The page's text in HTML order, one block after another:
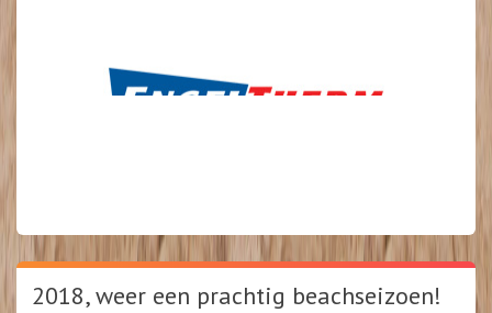
2018, weer een prachtig beachseizoen!